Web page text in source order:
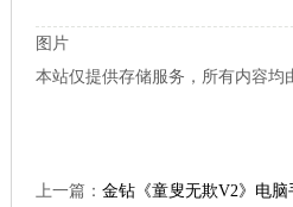
图片
本站仅提供存储服务，所有内容
上一篇： 金钻《童叟无欺V2》电